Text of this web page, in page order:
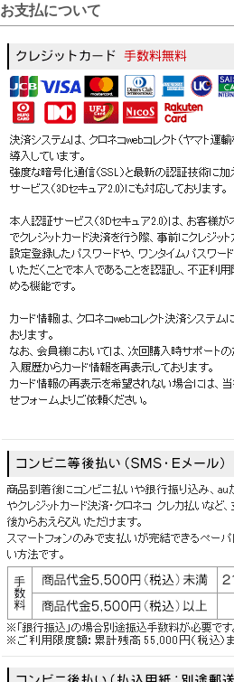
お支払について